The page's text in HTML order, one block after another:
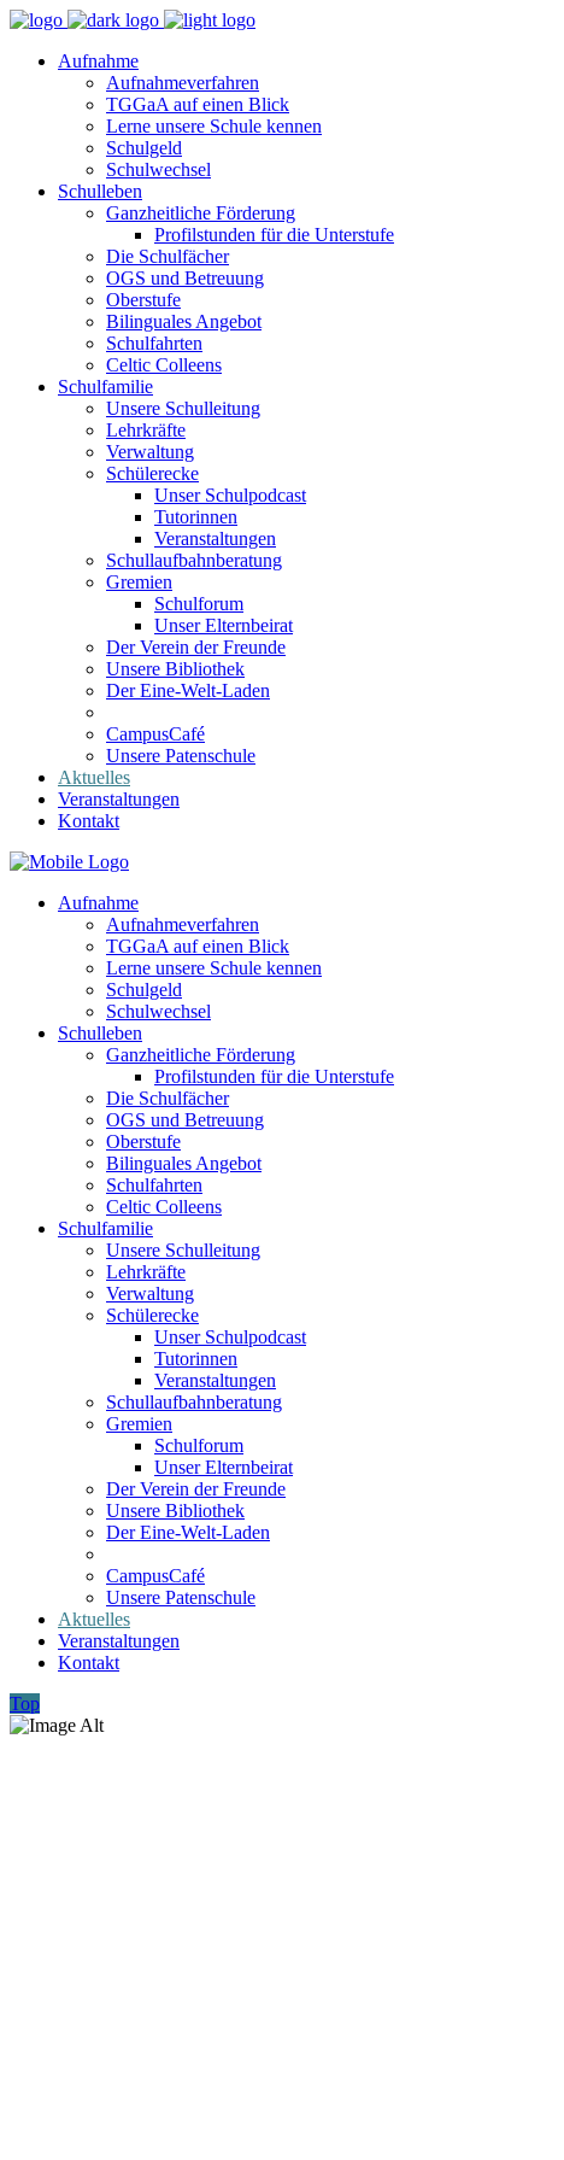
Aufnahme
Aufnahmeverfahren
TGGaA auf einen Blick
Lerne unsere Schule kennen
Schulgeld
Schulwechsel
Schulleben
Ganzheitliche Förderung
Profilstunden für die Unterstufe
Die Schulfächer
OGS und Betreuung
Oberstufe
Bilinguales Angebot
Schulfahrten
Celtic Colleens
Schulfamilie
Unsere Schulleitung
Lehrkräfte
Verwaltung
Schülerecke
Unser Schulpodcast
Tutorinnen
Veranstaltungen
Schullaufbahnberatung
Gremien
Schulforum
Unser Elternbeirat
Der Verein der Freunde
Unsere Bibliothek
Der Eine-Welt-Laden
CampusCafé
Unsere Patenschule
Aktuelles
Veranstaltungen
Kontakt
Aufnahme
Aufnahmeverfahren
TGGaA auf einen Blick
Lerne unsere Schule kennen
Schulgeld
Schulwechsel
Schulleben
Ganzheitliche Förderung
Profilstunden für die Unterstufe
Die Schulfächer
OGS und Betreuung
Oberstufe
Bilinguales Angebot
Schulfahrten
Celtic Colleens
Schulfamilie
Unsere Schulleitung
Lehrkräfte
Verwaltung
Schülerecke
Unser Schulpodcast
Tutorinnen
Veranstaltungen
Schullaufbahnberatung
Gremien
Schulforum
Unser Elternbeirat
Der Verein der Freunde
Unsere Bibliothek
Der Eine-Welt-Laden
CampusCafé
Unsere Patenschule
Aktuelles
Veranstaltungen
Kontakt
Top